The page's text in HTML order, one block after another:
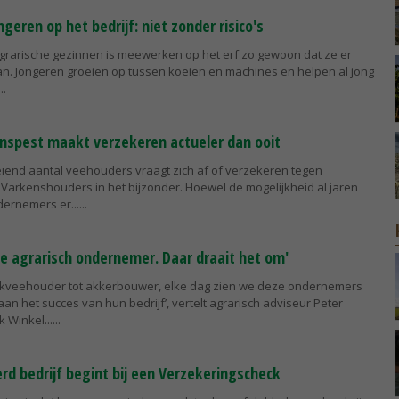
op het bedrijf: niet zonder risico's
gezinnen is meewerken op het erf zo gewoon dat ze er
Jongeren groeien op tussen koeien en machines en helpen al jong
maakt verzekeren actueler dan ooit
aantal veehouders vraagt zich af of verzekeren tegen
in het bijzonder. Hoewel de mogelijkheid al jaren
er...
agrarisch ondernemer. Daar draait het om'
tot akkerbouwer, elke dag zien we deze ondernemers
het succes van hun bedrijf’, vertelt agrarisch adviseur Peter
Winkel...
bedrijf begint bij een Verzekeringscheck